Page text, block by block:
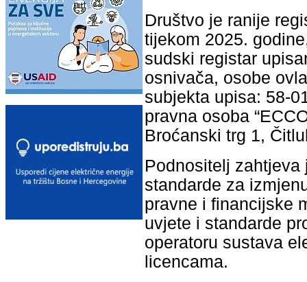
Društvo je ranije
tijekom 2025.
sudski registar
osnivača, osobe
subjekta upisa: 58-
pravna osoba
Broćanski trg 1,
Podnositelj
standarde za
pravne i financijske
uvjete i standarde
operatoru sustava
licencama.